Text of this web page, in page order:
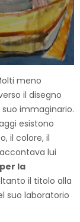
meno
il disegno
immaginario.
esistono
il colore, il
lui
la
il titolo alla
suo laboratorio